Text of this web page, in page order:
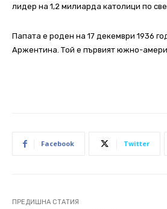
лидер на 1,2 милиарда католици по
Папата е роден на 17 декември 1936
Аржентина. Той е първият южно-
Facebook Twitter
ПРЕДИШНА СТАТИЯ